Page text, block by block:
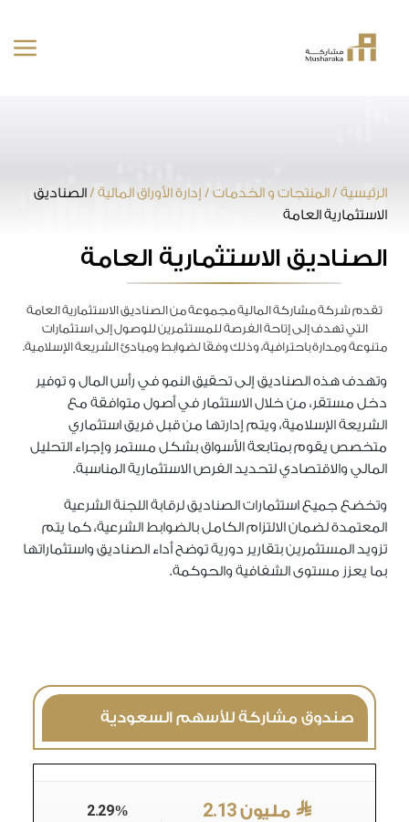
الرئيسية /المنتجات و الخدمات / إدارة الأوراق المالية /الصناديق
الاستثمارية العامة
الصناديق الاستثمارية العامة
تقدم شركة مشاركة المالية مجموعة من الصناديق الاستثمارية العامة
التي تهدف إلى إتاحة الفرصة للمستثمرين للوصول إلى استثمارات
متنوعة ومدارة باحترافية، وذلك وفقًا لضوابط ومبادئ الشريعة الإسلامية.
وتهدف هذه الصناديق إلى تحقيق النمو في رأس المال و توفير
دخل مستقر، من خلال الاستثمار في أصول متوافقة مع
الشريعة الإسلامية، ويتم إدارتها من قبل فريق استثماري
متخصص يقوم بمتابعة الأسواق بشكل مستمر وإجراء التحليل
المالي والاقتصادي لتحديد الفرص الاستثمارية المناسبة.
وتخضع جميع استثمارات الصناديق لرقابة اللجنة الشرعية
المعتمدة لضمان الالتزام الكامل بالضوابط الشرعية، كما يتم
تزويد المستثمرين بتقارير دورية توضح أداء الصناديق واستثماراتها
بما يعزز مستوى الشفافية والحوكمة.
صندوق مشاركة للأسهم السعودية
2.13 مليون 2.29%